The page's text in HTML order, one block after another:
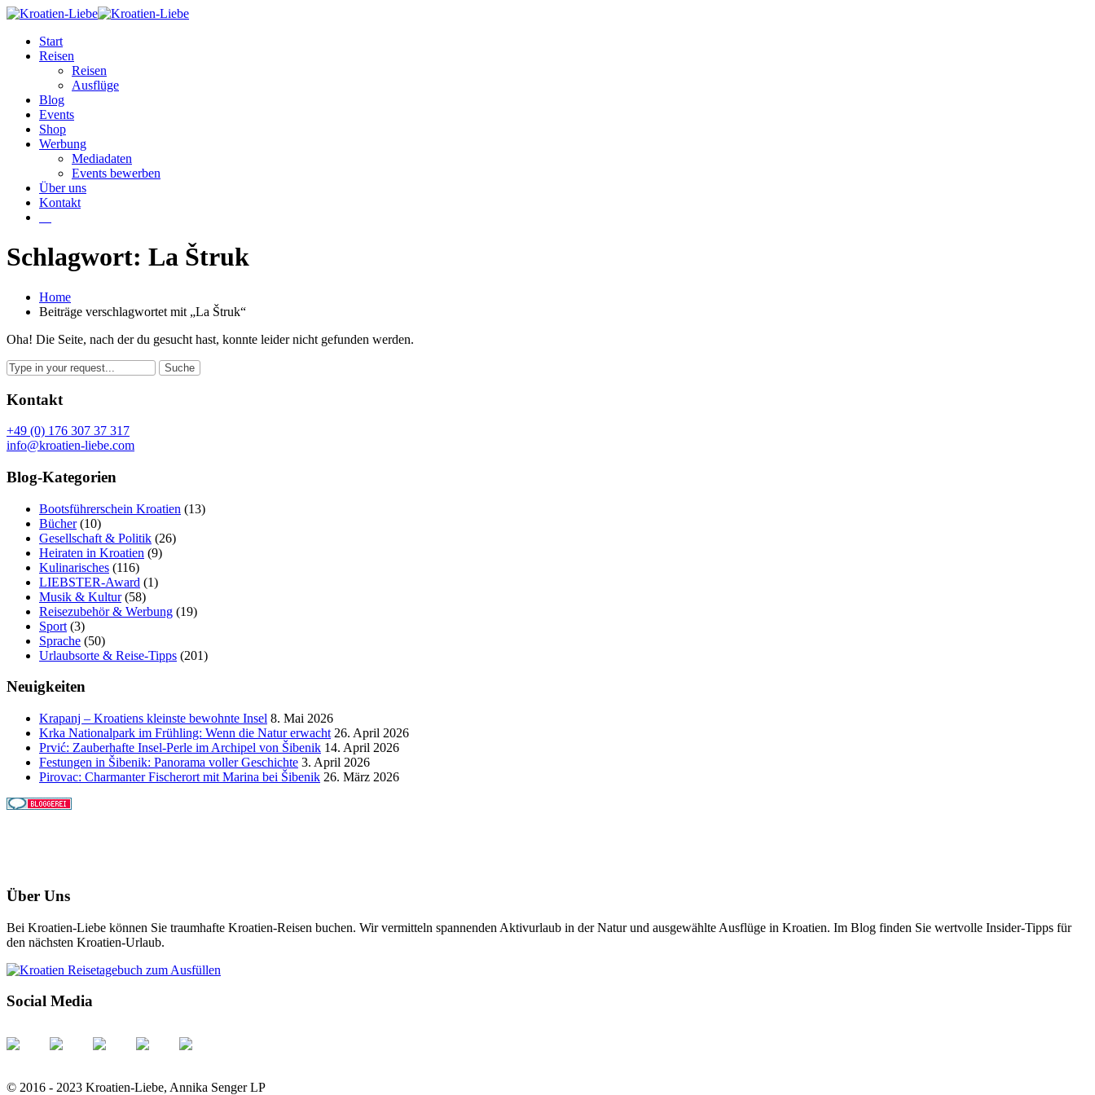
Start
Reisen
Reisen
Ausflüge
Blog
Events
Shop
Werbung
Mediadaten
Events bewerben
Über uns
Kontakt
Schlagwort: La Štruk
Home
Beiträge verschlagwortet mit „La Štruk“
Oha! Die Seite, nach der du gesucht hast, konnte leider nicht gefunden werden.
Kontakt
+49 (0) 176 307 37 317
info@kroatien-liebe.com
Blog-Kategorien
Bootsführerschein Kroatien (13)
Bücher(10)
Gesellschaft & Politik (26)
Heiraten in Kroatien (9)
Kulinarisches (116)
LIEBSTER-Award (1)
Musik & Kultur(58)
Reisezubehör & Werbung (19)
Sport (3)
Sprache (50)
Urlaubsorte & Reise-Tipps (201)
Neuigkeiten
Krapanj – Kroatiens kleinste bewohnte Insel 8. Mai 2026
Krka Nationalpark im Frühling: Wenn die Natur erwacht 26. April 2026
Prvić: Zauberhafte Insel-Perle im Archipel von Šibenik 14. April 2026
Festungen in Šibenik: Panorama voller Geschichte 3. April 2026
Pirovac: Charmanter Fischerort mit Marina bei Šibenik 26. März 2026
Über Uns
Bei Kroatien-Liebe können Sie traumhafte Kroatien-Reisen buchen. Wir vermitteln spannenden Aktivurlaub in der Natur und ausgewählte Ausflüge in Kroatien. Im Blog finden Sie wertvolle Insider-Tipps für
den nächsten Kroatien-Urlaub.
Social Media
© 2016 - 2023 Kroatien-Liebe, Annika Senger LP